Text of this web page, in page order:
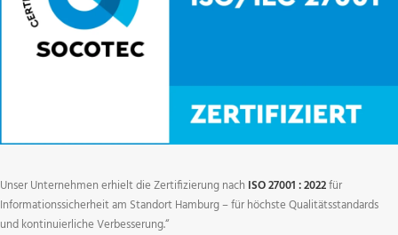
Unser Unternehmen erhielt die Zertifizierung nach ISO 27001 : 2022für
Informationssicherheit am Standort Hamburg – für höchste Qualitätsstandards
und kontinuierliche Verbesserung.“